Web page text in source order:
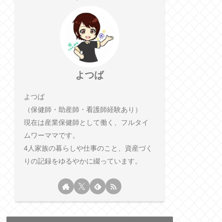
よつば
よつば
（保健師・助産師・看護師経験あり）
現在は産業保健師として働く、フルタイ
ムワーママです。
4人家族の暮らしや仕事のこと、資産づく
りの記録をゆるやかに綴っています。